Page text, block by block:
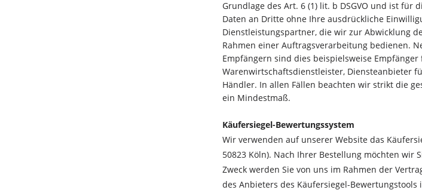
Grundlage des Art. 6 (1) lit. b DSGVO und ist
Daten an Dritte ohne Ihre ausdrückliche
Dienstleistungspartner, die wir zur Abwicklung
Rahmen einer Auftragsverarbeitung bedienen.
Empfängern sind dies beispielsweise
Warenwirtschaftsdienstleister, Diensteanbieter
Händler. In allen Fällen beachten wir strikt die
ein Mindestmaß.
Käufersiegel-Bewertungssystem
Wir verwenden auf unserer Website das
50823 Köln). Nach Ihrer Bestellung möchten
Zweck werden Sie von uns im Rahmen der
des Anbieters des Käufersiegel-